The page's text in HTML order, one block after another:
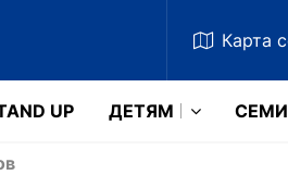
Карта
UP ДЕТЯМ